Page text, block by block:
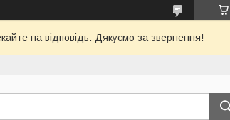
на відповідь. Дякуємо за звернення!